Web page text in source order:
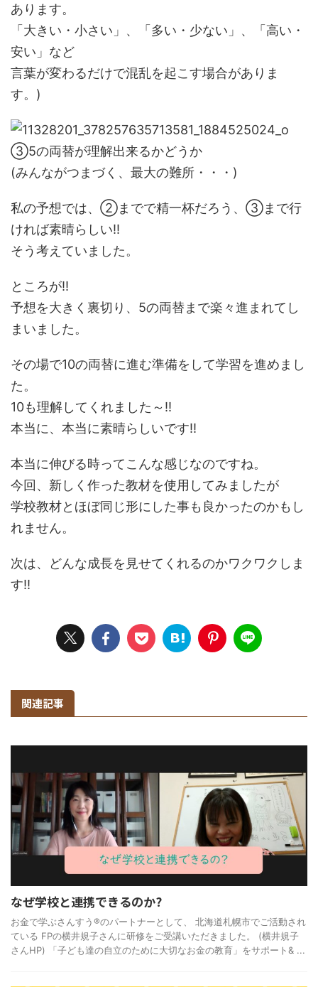
あります。
「大きい・小さい」、「多い・少ない」、「高い・
安い」など
言葉が変わるだけで混乱を起こす場合がありま
す。)
③5の両替が理解出来るかどうか
(みんながつまづく、最大の難所・・・)
私の予想では、②までで精一杯だろう、③まで行
ければ素晴らしい!!
そう考えていました。
ところが!!
予想を大きく裏切り、5の両替まで楽々進まれてし
まいました。
その場で10の両替に進む準備をして学習を進めまし
た。
10も理解してくれました～!!
本当に、本当に素晴らしいです!!
本当に伸びる時ってこんな感じなのですね。
今回、新しく作った教材を使用してみましたが
学校教材とほぼ同じ形にした事も良かったのかもし
れません。
次は、どんな成長を見せてくれるのかワクワクしま
す!!
関連記事
なぜ学校と連携できるのか?
お金で学ぶさんすう®のパートナーとして、 北海道札幌市でご活動され
ている FPの横井規子さんに研修をご受講いただきました。 (横井規子
さんHP) 「子ども達の自立のために大切なお金の教育」をサポート& ...